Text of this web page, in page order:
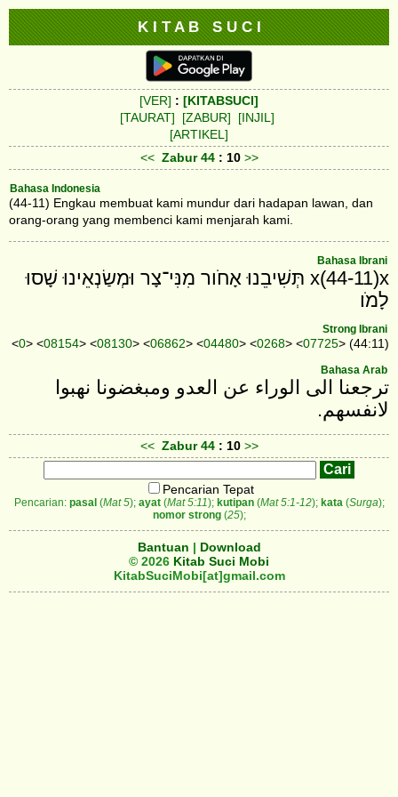
K I T A B S U C I
[VER] : [KITABSUCI]
[TAURAT]
[ZABUR]
[INJIL]
[ARTIKEL]
<< Zabur 44 : 10 >>
Bahasa Indonesia
(44-11) Engkau membuat kami mundur dari hadapan lawan, dan
orang-orang yang membenci kami menjarah kami.
Bahasa Ibrani
x(44-11)x תְּשִׁיבֵנוּ אָחֹור מִנִּי־צָר וּמְשַׂנְאֵינוּ שָׁסוּ
לָמֹו׃
Strong Ibrani
<0> <08154> <08130> <06862> <04480> <0268> <07725> (44:11)
Bahasa Arab
‎ترجعنا الى الوراء عن العدو ومبغضونا نهبوا
لانفسهم‎.
<< Zabur 44 : 10 >>
Pencarian Tepat
Pencarian: pasal(Mat 5); ayat(Mat 5:11); kutipan(Mat 5:1-12); kata (Surga);
nomor strong(25);
Bantuan | Download
© 2026 Kitab Suci Mobi
KitabSuciMobi[at]gmail.com